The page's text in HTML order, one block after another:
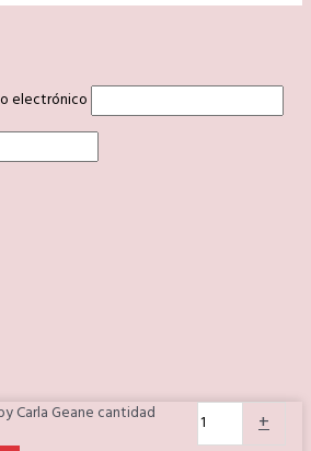
electrónico
Carla Geane cantidad +